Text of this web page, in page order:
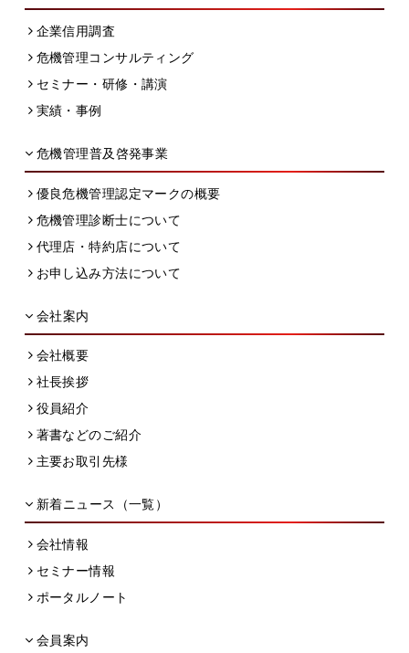
企業信用調査
危機管理コンサルティング
セミナー・研修・講演
実績・事例
危機管理普及啓発事業
優良危機管理認定マークの概要
危機管理診断士について
代理店・特約店について
お申し込み方法について
会社案内
会社概要
社長挨拶
役員紹介
著書などのご紹介
主要お取引先様
新着ニュース（一覧）
会社情報
セミナー情報
ポータルノート
会員案内